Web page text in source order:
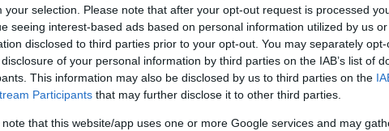
your selection. Please note that after your opt-out request is processed
seeing interest-based ads based on personal information utilized by us
disclosed to third parties prior to your opt-out. You may separately
of your personal information by third parties on the IAB’s list of
This information may also be disclosed by us to third parties on the
Participants that may further disclose it to other third parties.
note that this website/app uses one or more Google services and may
Y RESTAURANTES DE HUEHUETENANGO
para tu bar o